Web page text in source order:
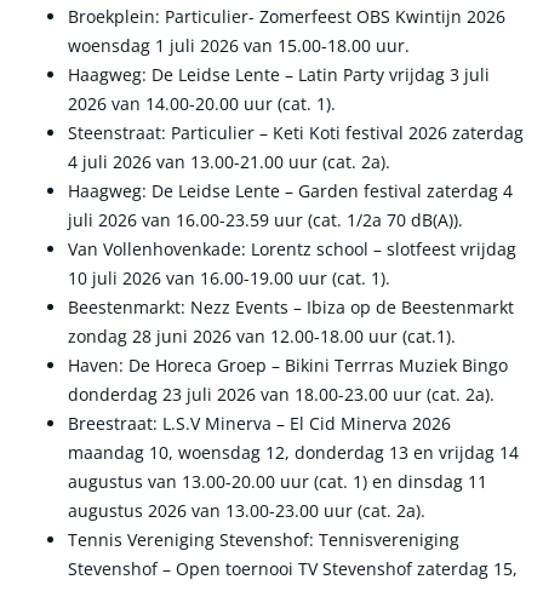
Broekplein: Particulier- Zomerfeest OBS Kwintijn 2026
woensdag 1 juli 2026 van 15.00-18.00 uur.
Haagweg: De Leidse Lente – Latin Party vrijdag 3 juli
2026 van 14.00-20.00 uur (cat. 1).
Steenstraat: Particulier – Keti Koti festival 2026 zaterdag
4 juli 2026 van 13.00-21.00 uur (cat. 2a).
Haagweg: De Leidse Lente – Garden festival zaterdag 4
juli 2026 van 16.00-23.59 uur (cat. 1/2a 70 dB(A)).
Van Vollenhovenkade: Lorentz school – slotfeest vrijdag
10 juli 2026 van 16.00-19.00 uur (cat. 1).
Beestenmarkt: Nezz Events – Ibiza op de Beestenmarkt
zondag 28 juni 2026 van 12.00-18.00 uur (cat.1).
Haven: De Horeca Groep – Bikini Terrras Muziek Bingo
donderdag 23 juli 2026 van 18.00-23.00 uur (cat. 2a).
Breestraat: L.S.V Minerva – El Cid Minerva 2026
maandag 10, woensdag 12, donderdag 13 en vrijdag 14
augustus van 13.00-20.00 uur (cat. 1) en dinsdag 11
augustus 2026 van 13.00-23.00 uur (cat. 2a).
Tennis Vereniging Stevenshof: Tennisvereniging
Stevenshof – Open toernooi TV Stevenshof zaterdag 15,